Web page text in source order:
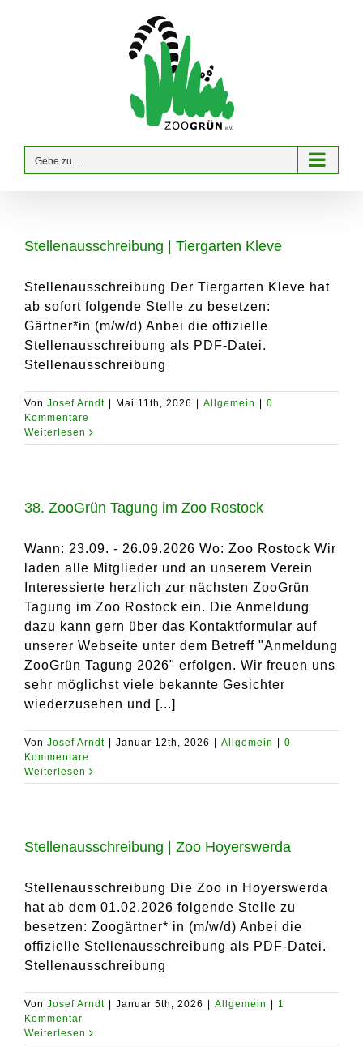
Gehe zu ...
Stellenausschreibung | Tiergarten Kleve
Stellenausschreibung Der Tiergarten Kleve hat
ab sofort folgende Stelle zu besetzen:
Gärtner*in (m/w/d) Anbei die offizielle
Stellenausschreibung als PDF-Datei.
Stellenausschreibung
Von Josef Arndt Mai 11th, 2026 Allgemein
0
Kommentare
Weiterlesen
38. ZooGrün Tagung im Zoo Rostock
Wann: 23.09. - 26.09.2026 Wo: Zoo Rostock Wir
laden alle Mitglieder und an unserem Verein
Interessierte herzlich zur nächsten ZooGrün
Tagung im Zoo Rostock ein. Die Anmeldung
dazu kann gern über das Kontaktformular auf
unserer Webseite unter dem Betreff "Anmeldung
ZooGrün Tagung 2026" erfolgen. Wir freuen uns
sehr möglichst viele bekannte Gesichter
wiederzusehen und [...]
Von Josef Arndt Januar 12th, 2026 Allgemein
0
Kommentare
Weiterlesen
Stellenausschreibung | Zoo Hoyerswerda
Stellenausschreibung Die Zoo in Hoyerswerda
hat ab dem 01.02.2026 folgende Stelle zu
besetzen: Zoogärtner* in (m/w/d) Anbei die
offizielle Stellenausschreibung als PDF-Datei.
Stellenausschreibung
Von Josef Arndt Januar 5th, 2026 Allgemein
1
Kommentar
Weiterlesen